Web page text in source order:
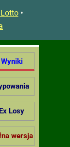
•
Wyniki
Ex Losy
wersja